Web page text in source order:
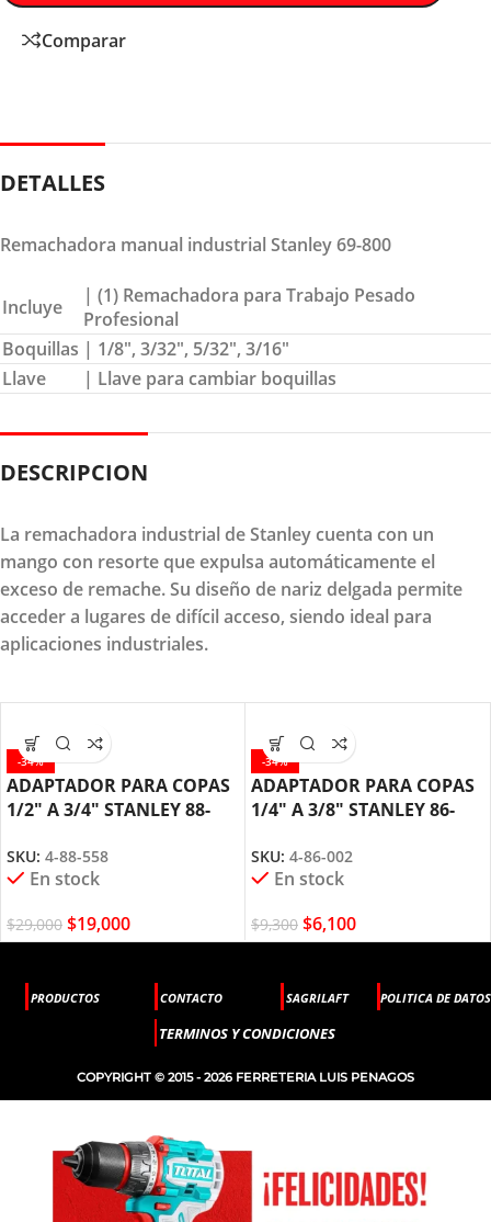
Comparar
DETALLES
Remachadora manual industrial Stanley 69-800
Incluye
| (1) Remachadora para Trabajo Pesado
Profesional
Boquillas | 1/8″, 3/32″, 5/32″, 3/16″
Llave
| Llave para cambiar boquillas
DESCRIPCION
La remachadora industrial de Stanley cuenta con un
mango con resorte que expulsa automáticamente el
exceso de remache. Su diseño de nariz delgada permite
acceder a lugares de difícil acceso, siendo ideal para
aplicaciones industriales.
-34%
ADAPTADOR PARA COPAS
1/2″ A 3/4″ STANLEY 88-
SKU: 4-88-558
En stock
$29,000 $19,000
-34%
ADAPTADOR PARA COPAS
1/4″ A 3/8″ STANLEY 86-
SKU: 4-86-002
En stock
$9,300 $6,100
PRODUCTOS CONTACTO SAGRILAFT POLITICA DE DATOS
TERMINOS Y CONDICIONES
COPYRIGHT © 2015 - 2026 FERRETERIA LUIS PENAGOS